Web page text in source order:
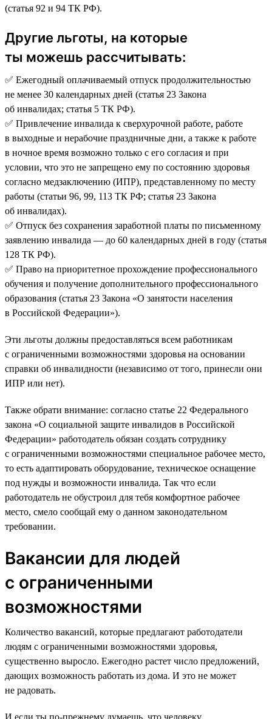
(статья 92 и 94 ТК РФ).
Другие льготы, на которые
ты можешь рассчитывать:
✅ Ежегодный оплачиваемый отпуск продолжительностью
не менее 30 календарных дней (статья 23 Закона
об инвалидах; статья 5 ТК РФ).
✅ Привлечение инвалида к сверхурочной работе, работе
в выходные и нерабочие праздничные дни, а также к работе
в ночное время возможно только с его согласия и при
условии, что это не запрещено ему по состоянию здоровья
согласно медзаключению (ИПР), представленному по месту
работы (статьи 96, 99, 113 ТК РФ; статья 23 Закона
об инвалидах).
✅ Отпуск без сохранения заработной платы по письменному
заявлению инвалида — до 60 календарных дней в году (статья
128 ТК РФ).
✅ Право на приоритетное прохождение профессионального
обучения и получение дополнительного профессионального
образования (статья 23 Закона «О занятости населения
в Российской Федерации»).
Эти льготы должны предоставляться всем работникам
с ограниченными возможностями здоровья на основании
справки об инвалидности (независимо от того, принесли они
ИПР или нет).
Также обрати внимание: согласно статье 22 Федерального
закона «О социальной защите инвалидов в Российской
Федерации» работодатель обязан создать сотруднику
с ограниченными возможностями специальное рабочее место,
то есть адаптировать оборудование, техническое оснащение
под нужды и возможности инвалида. Так что если
работодатель не обустроил для тебя комфортное рабочее
место, смело сообщай ему о данном законодательном
требовании.
Вакансии для людей
с ограниченными
возможностями
Количество вакансий, которые предлагают работодатели
людям с ограниченными возможностями здоровья,
существенно выросло. Ежегодно растет число предложений,
дающих возможность работать из дома. И это не может
не радовать.
И если ты по-прежнему думаешь, что человеку